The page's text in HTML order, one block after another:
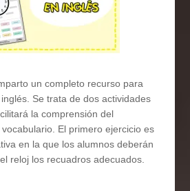
un completo recurso para
Se trata de dos actividades
la comprensión del
El primero ejercicio es
en la que los alumnos deberán
reloj los recuadros adecuados.